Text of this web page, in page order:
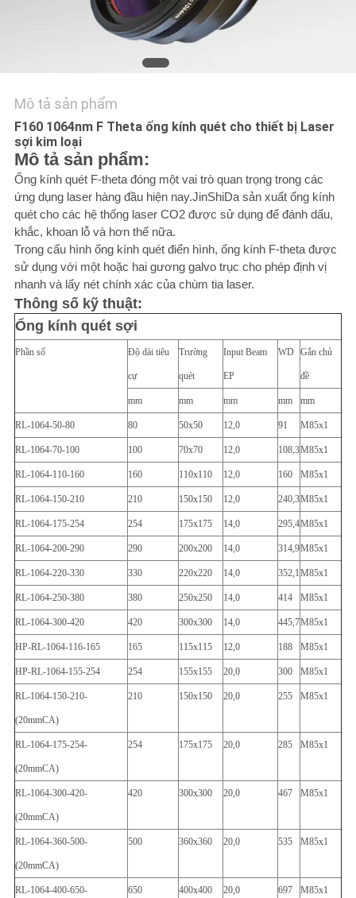
BÁO
GIÁ
РУССКИЙ
САЙТ
SƠ
ĐỒ
TRANG
WEB
PRIVACY
Mô tả sản phẩm
F160 1064nm F Theta ống kính quét cho thiết bị Laser
sợi kim loại
Mô tả sản phẩm:
Ống kính quét F-theta đóng một vai trò quan trọng trong các
ứng dụng laser hàng đầu hiện nay.JinShiDa sản xuất ống kính
quét cho các hệ thống laser CO2 được sử dụng để đánh dấu,
khắc, khoan lỗ và hơn thế nữa.
Trong cấu hình ống kính quét điển hình, ống kính F-theta được
sử dụng với một hoặc hai gương galvo trục cho phép định vị
nhanh và lấy nét chính xác của chùm tia laser.
Thông số kỹ thuật:
Ống kính quét sợi
Phần số Độ dài tiêu
cự
Trường
quét
Input Beam
EP
WD Gắn chủ
đề
mm mm mm mm mm
RL-1064-50-80 80 50x50 12,0 91 M85x1
RL-1064-70-100 100 70x70 12,0 108,3M85x1
RL-1064-110-160 160 110x110 12,0 160 M85x1
RL-1064-150-210 210 150x150 12,0 240,3M85x1
RL-1064-175-254 254 175x175 14,0 295,4M85x1
RL-1064-200-290 290 200x200 14,0 314,9M85x1
RL-1064-220-330 330 220x220 14,0 352,1M85x1
RL-1064-250-380 380 250x250 14,0 414 M85x1
RL-1064-300-420 420 300x300 14,0 445,7M85x1
HP-RL-1064-116-165 165 115x115 12,0 188 M85x1
HP-RL-1064-155-254 254 155x155 20,0 300 M85x1
RL-1064-150-210-
(20mmCA)
210 150x150 20,0 255 M85x1
RL-1064-175-254-
(20mmCA)
254 175x175 20,0 285 M85x1
RL-1064-300-420-
(20mmCA)
420 300x300 20,0 467 M85x1
RL-1064-360-500-
(20mmCA)
500 360x360 20,0 535 M85x1
RL-1064-400-650- 650 400x400 20,0 697 M85x1